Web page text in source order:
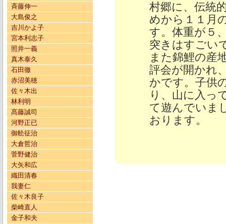
斉藤伸一
大島俊之
吉川かよ子
宮本利志子
照井一義
真木泰久
石田徹
赤沼美穂
佐々木出
林利明
髙藤誠司
河野正已
御舩征治
大倉哲治
菅野健治
大矢和広
織田清春
我妻仁
佐々木良子
柴崎直人
金子和夫
村郷に、伝統
めから１１月
す。体重が５
突きはすごい
また錦鯉の産
評会が開かれ
かです。子供
り、山に入っ
て遊んでいま
おります。